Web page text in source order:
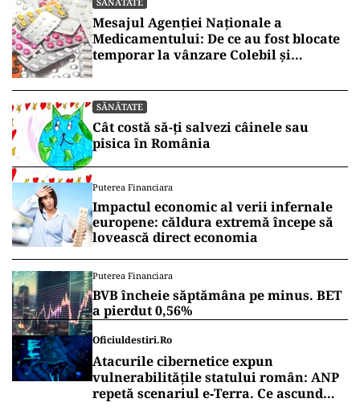
Mesajul Agenției Naționale a
Medicamentului: De ce au fost blocate
temporar la vânzare Colebil și
SĂNĂTATE
Cât costă să-ți salvezi câinele sau
pisica în România
Puterea Financiara
Impactul economic al verii infernale
europene: căldura extremă începe să
lovească direct economia
Puterea Financiara
BVB încheie săptămâna pe minus. BET
a pierdut 0,56%
Oficiuldestiri.ro
Atacurile cibernetice expun
vulnerabilitățile statului român: ANP
repetă scenariul e‑Terra. Ce ascund